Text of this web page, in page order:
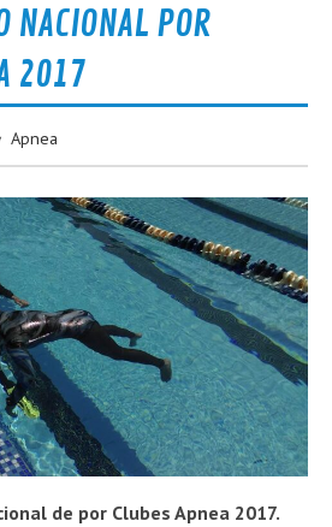
NACIONAL POR
2017
Apnea
de por Clubes Apnea 2017.